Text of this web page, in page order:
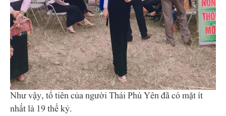
Như vậy, tổ tiên của người Thái Phù Yên đã có mặt ít
nhất là 19 thế kỷ.